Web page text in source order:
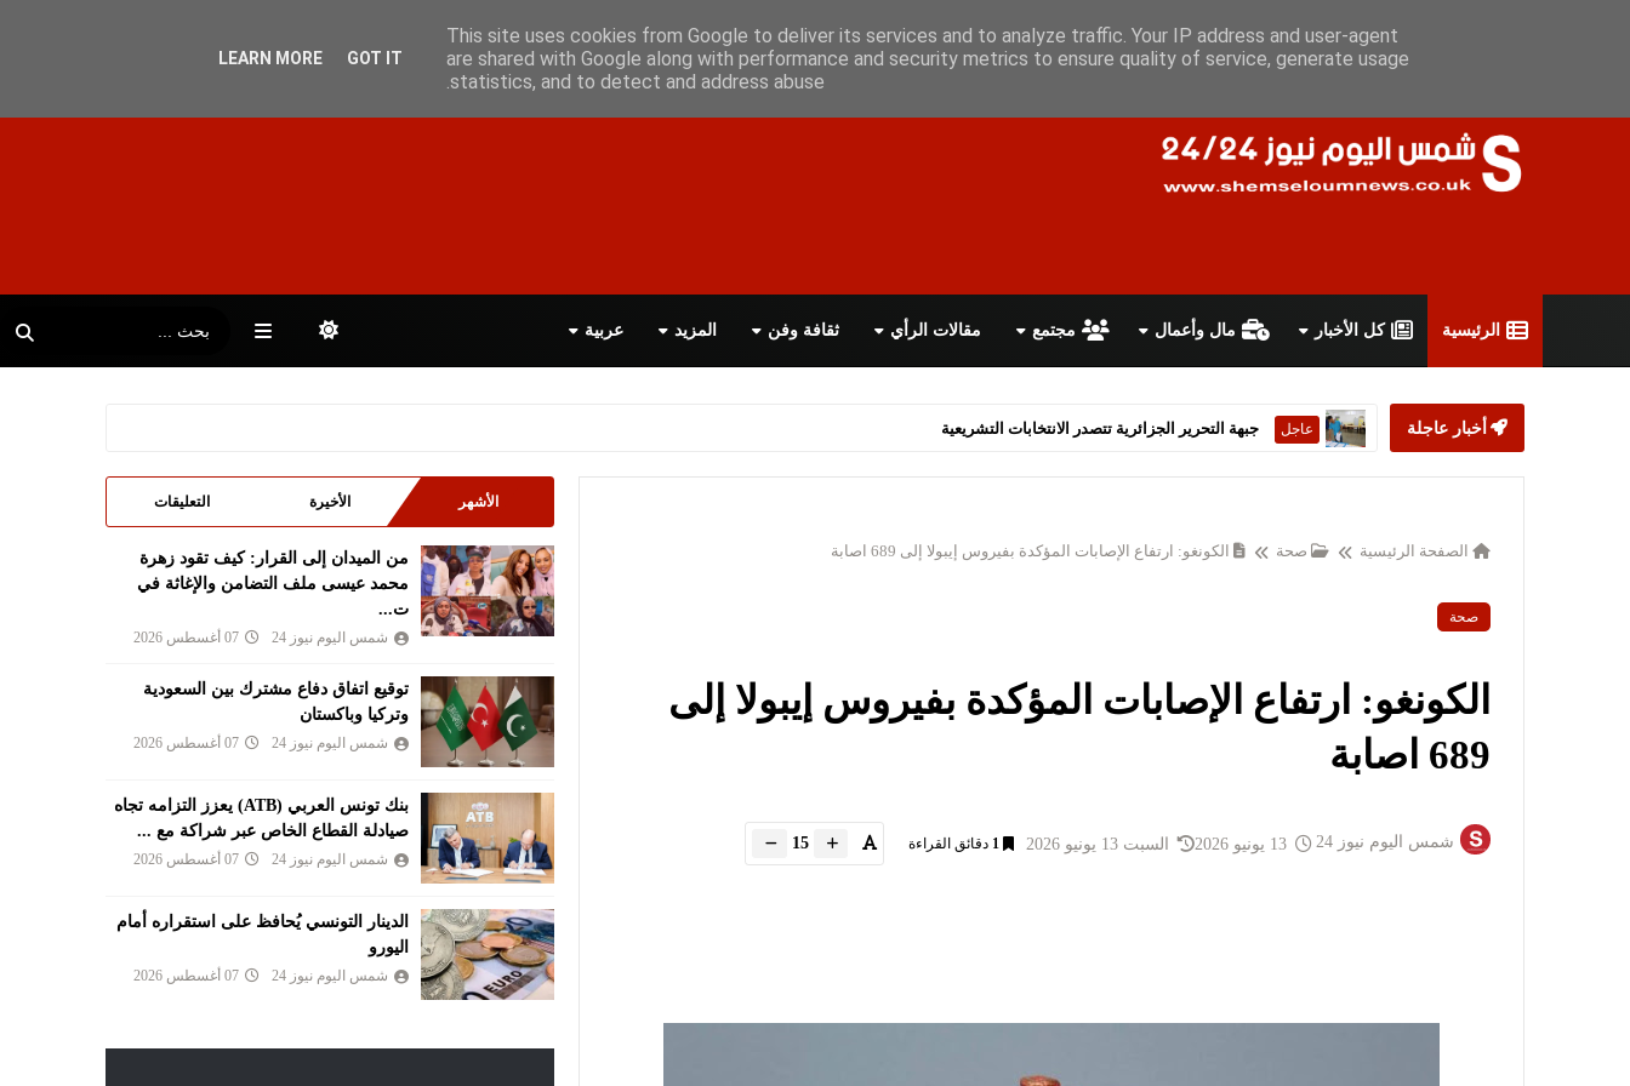
سياسة الخصوصية اتفاقية الاستخدام أعلن معانا اتصل بنا اقرأ الصحيفة PDF
الرئيسية كل الأخبار مال وأعمال مجتمع مقالات الرأي ثقافة وفن المزيد عربية
أخبار عاجلة عاجل ستارمر يعلن استقالته من رئاسة الحكومة البريطانية
الصفحة الرئيسية صحة الكونغو: ارتفاع الإصابات المؤكدة بفيروس إيبولا إلى 689 اصابة
صحة
الكونغو: ارتفاع الإصابات المؤكدة بفيروس إيبولا إلى
689 اصابة
شمس اليوم نيوز 24 السبت 13 يونيو 2026 1 دقائق القراءة 15
الأشهر الأخيرة التعليقات
من الميدان إلى القرار: كيف تقود زهرة
محمد عيسى ملف التضامن والإغاثة في
ت...
شمس اليوم نيوز 24 07 أغسطس 2026
توقيع اتفاق دفاع مشترك بين السعودية
وتركيا وباكستان
شمس اليوم نيوز 24 07 أغسطس 2026
بنك تونس العربي (ATB) يعزز التزامه تجاه
صيادلة القطاع الخاص عبر شراكة مع ...
شمس اليوم نيوز 24 07 أغسطس 2026
الدينار التونسي يُحافظ على استقراره أمام
اليورو
شمس اليوم نيوز 24 07 أغسطس 2026
This site uses cookies from Google to deliver its services and to analyze traffic. Your IP address and user-agent
are shared with Google along with performance and security metrics to ensure quality of service, generate usage
statistics, and to detect and address abuse.
LEARN MORE GOT IT